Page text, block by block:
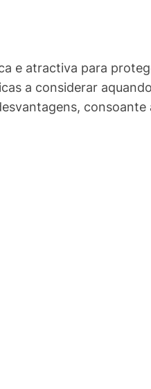
e atractiva para
a considerar